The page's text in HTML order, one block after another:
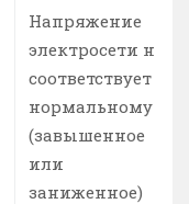
Напряжение
электросети нс
соответствует
нормальному
(завышенное
или
заниженное)